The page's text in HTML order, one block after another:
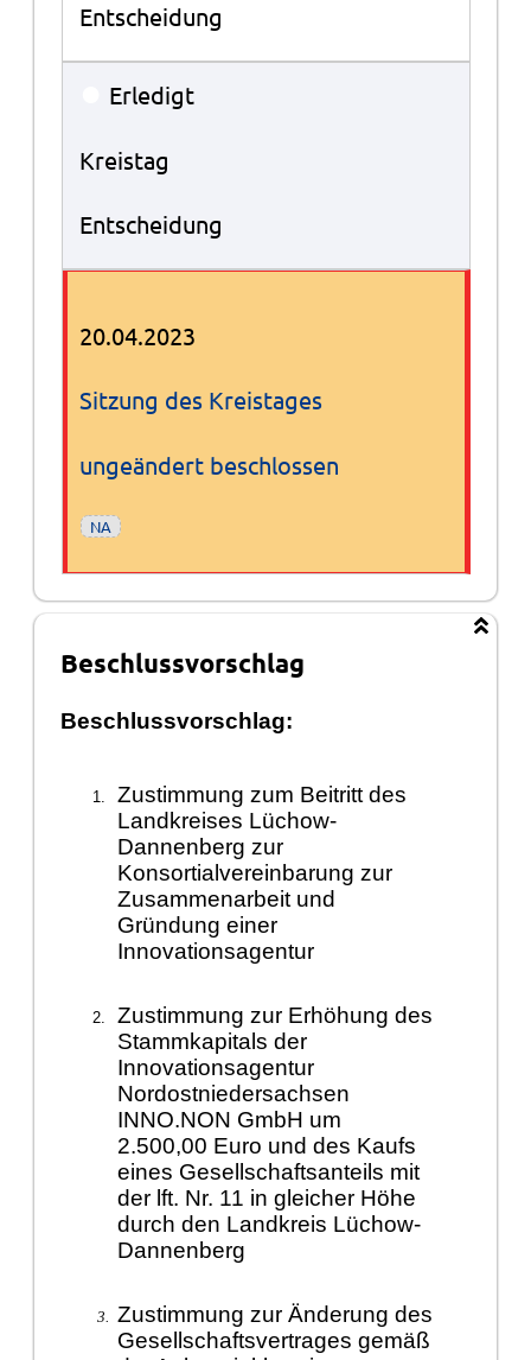
Entscheidung
Erledigt
Kreistag
Entscheidung
20.04.2023
Sitzung des Kreistages
ungeändert beschlossen
NA
Beschlussvorschlag
Beschlussvorschlag:
Zustimmung zum Beitritt des
Landkreises Lüchow-
Dannenberg zur
Konsortialvereinbarung zur
Zusammenarbeit und
Gründung einer
Innovationsagentur
Zustimmung zur Erhöhung des
Stammkapitals der
Innovationsagentur
Nordostniedersachsen
INNO.NON GmbH um
2.500,00 Euro und des Kaufs
eines Gesellschaftsanteils mit
der lft. Nr. 11 in gleicher Höhe
durch den Landkreis Lüchow-
Dannenberg
Zustimmung zur Änderung des
Gesellschaftsvertrages gemäß